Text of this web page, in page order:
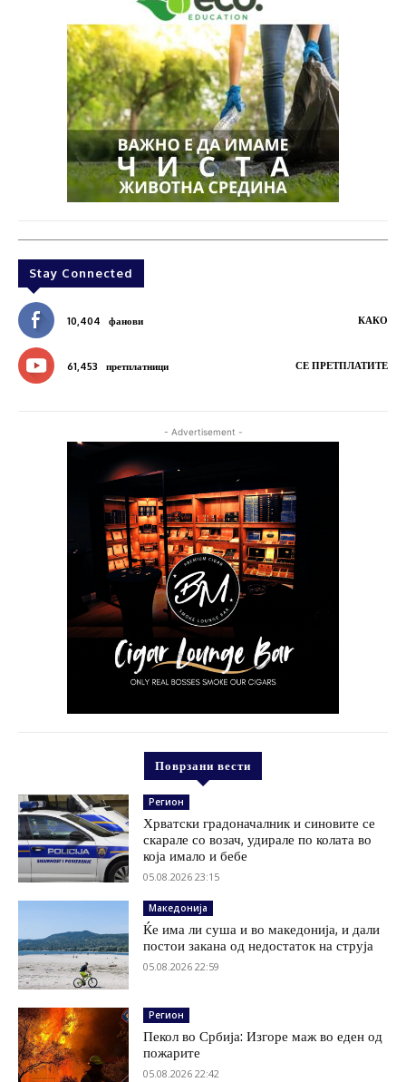
Stay Connected
10,404 фанови КАКО
61,453 претплатници СЕ ПРЕТПЛАТИТЕ
- Advertisement -
Поврзани вести
Регион
Хрватски градоначалник и синовите се
скарале со возач, удирале по колата во
која имало и бебе
05.08.2026 23:15
Македонија
Ќе има ли суша и во македонија, и дали
постои закана од недостаток на струја
05.08.2026 22:59
Регион
Пекол во Србија: Изгоре маж во еден од
пожарите
05.08.2026 22:42